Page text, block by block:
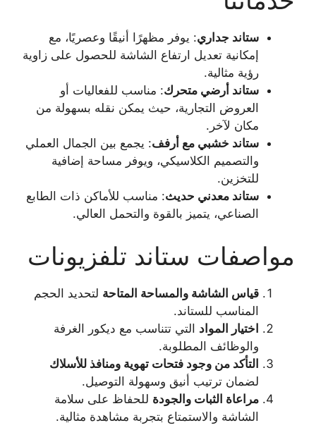
ستاند جداري: يوفر مظهرًا أنيقًا وعصريًا، مع
إمكانية تعديل ارتفاع الشاشة للحصول على زاوية
رؤية مثالية.
ستاند أرضي متحرك: مناسب للفعاليات أو
العروض التجارية، حيث يمكن نقله بسهولة من
مكان لآخر.
ستاند خشبي مع أرفف: يجمع بين الجمال العملي
والتصميم الكلاسيكي، ويوفر مساحة إضافية
للتخزين.
ستاند معدني حديث: مناسب للأماكن ذات الطابع
الصناعي، يتميز بالقوة والتحمل العالي.
مواصفات ستاند تلفزيونات
قياس الشاشة والمساحة المتاحة لتحديد الحجم
المناسب للستاند.
اختيار المواد التي تتناسب مع ديكور الغرفة
والوظائف المطلوبة.
التأكد من وجود فتحات تهوية ومنافذ للأسلاك
لضمان ترتيب أنيق وسهولة التوصيل.
مراعاة الثبات والجودة للحفاظ على سلامة
الشاشة والاستمتاع بتجربة مشاهدة مثالية.